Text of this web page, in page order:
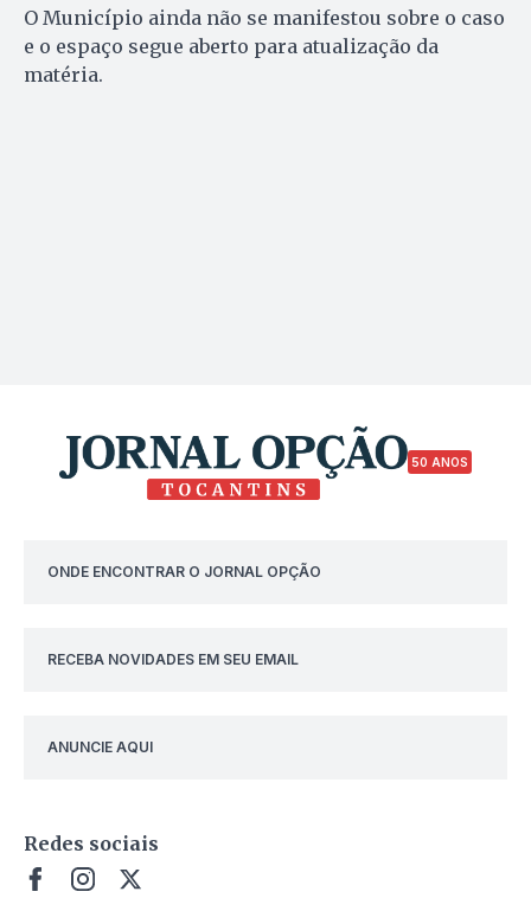
O Município ainda não se manifestou sobre o caso
e o espaço segue aberto para atualização da
matéria.
50 ANOS
ONDE ENCONTRAR O JORNAL OPÇÃO
RECEBA NOVIDADES EM SEU EMAIL
ANUNCIE AQUI
Redes sociais